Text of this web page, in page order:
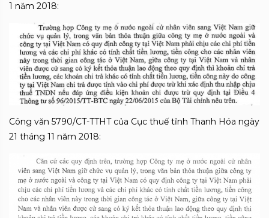
1 năm 2018:
Công văn 5790/CT-TTHT của Cục thuế tỉnh Thanh Hóa ngày
21 tháng 11 năm 2018: